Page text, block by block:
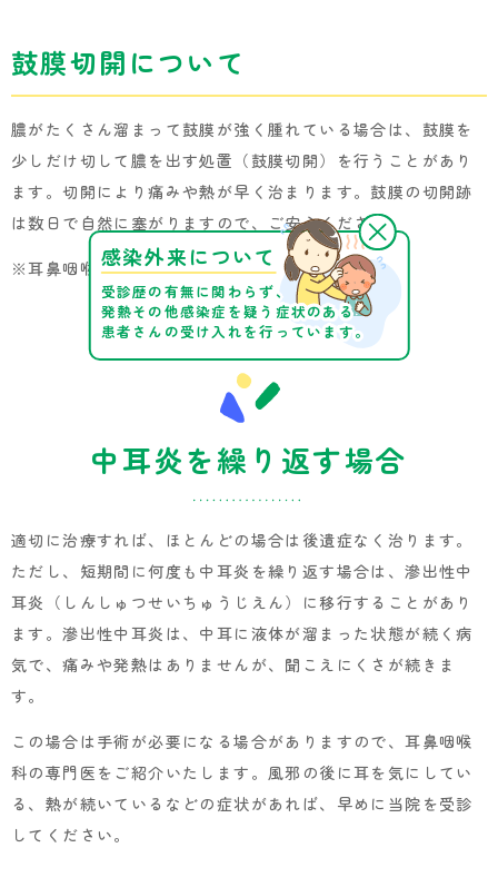
鼓膜切開について
膿がたくさん溜まって鼓膜が強く腫れている場合は、鼓膜を
少しだけ切して膿を出す処置（鼓膜切開）を行うことがあり
ます。切開により痛みや熱が早く治まります。鼓膜の切開跡
は数日で自然に塞がりますので、ご安心ください。
※耳鼻咽喉科をご紹介しての実施となります
中耳炎を繰り返す場合
適切に治療すれば、ほとんどの場合は後遺症なく治ります。
ただし、短期間に何度も中耳炎を繰り返す場合は、滲出性中
耳炎（しんしゅつせいちゅうじえん）に移行することがあり
ます。滲出性中耳炎は、中耳に液体が溜まった状態が続く病
気で、痛みや発熱はありませんが、聞こえにくさが続きま
す。
この場合は手術が必要になる場合がありますので、耳鼻咽喉
科の専門医をご紹介いたします。風邪の後に耳を気にしてい
る、熱が続いているなどの症状があれば、早めに当院を受診
してください。
感染外来について
受診歴の有無に関わらず、
発熱その他感染症を疑う症状のある
患者さんの受け入れを行っています。